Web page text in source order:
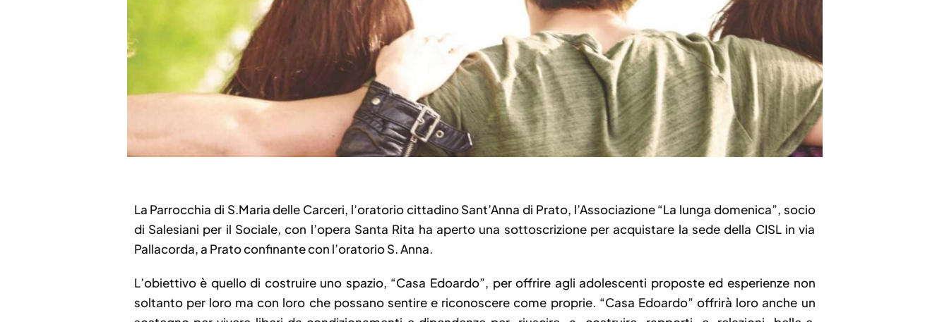
La Parrocchia di S.Maria delle Carceri, l’oratorio cittadino Sant’Anna di Prato, l’Associazione “La lunga domenica”, socio
di Salesiani per il Sociale, con l’opera Santa Rita ha aperto una sottoscrizione per acquistare la sede della CISL in via
Pallacorda, a Prato confinante con l’oratorio S. Anna.
L’obiettivo è quello di costruire uno spazio, “Casa Edoardo”, per offrire agli adolescenti proposte ed esperienze non
soltanto per loro ma con loro che possano sentire e riconoscere come proprie. “Casa Edoardo” offrirà loro anche un